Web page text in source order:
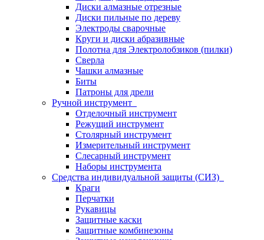
Диски алмазные отрезные
Диски пильные по дереву
Электроды сварочные
Круги и диски абразивные
Полотна для Электролобзиков (пилки)
Сверла
Чашки алмазные
Биты
Патроны для дрели
Ручной инструмент
Отделочный инструмент
Режущий инструмент
Столярный инструмент
Измерительный инструмент
Слесарный инструмент
Наборы инструмента
Средства индивидуальной защиты (СИЗ)
Краги
Перчатки
Рукавицы
Защитные каски
Защитные комбинезоны